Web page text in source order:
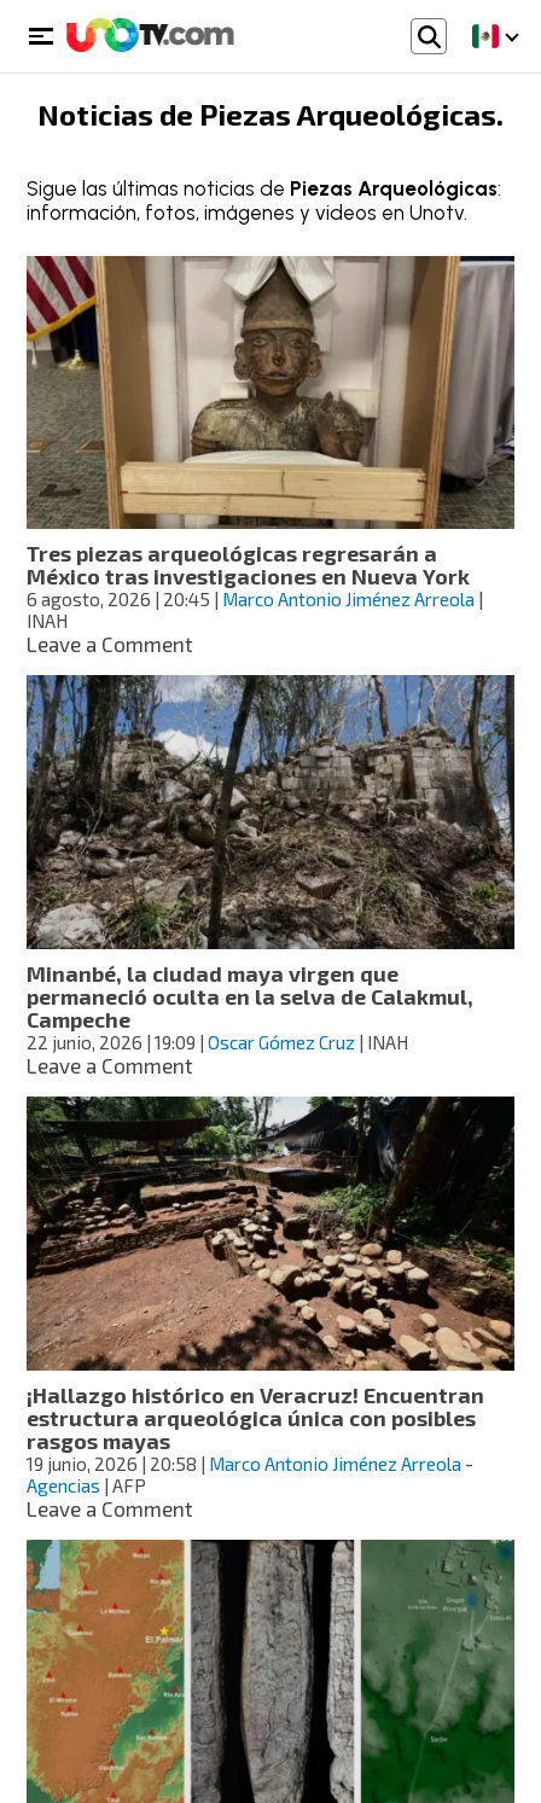
Noticias de Piezas Arqueológicas.
Sigue las últimas noticias de Piezas Arqueológicas:
información, fotos, imágenes y videos en Unotv.
Tres piezas arqueológicas regresarán a
México tras investigaciones en Nueva York
6 agosto, 2026 | 20:45 | Marco Antonio Jiménez Arreola |
INAH
Leave a Commenton
piezas
arqueológicas
regresarán
a
México
tras
investigaciones
en
Nueva
York
Minanbé, la ciudad maya virgen que
permaneció oculta en la selva de Calakmul,
Campeche
22 junio, 2026 | 19:09 |Oscar Gómez Cruz | INAH
Leave a Commenton
la
ciudad
maya
virgen
que
permaneció
oculta
en
la
selva
de
Calakmul,
Campeche
¡Hallazgo histórico en Veracruz! Encuentran
estructura arqueológica única con posibles
rasgos mayas
19 junio, 2026 | 20:58 | Marco Antonio Jiménez Arreola -
Agencias | AFP
Leave a Commenton
histórico
en
Veracruz!
Encuentran
estructura
arqueológica
única
con
posibles
rasgos
mayas